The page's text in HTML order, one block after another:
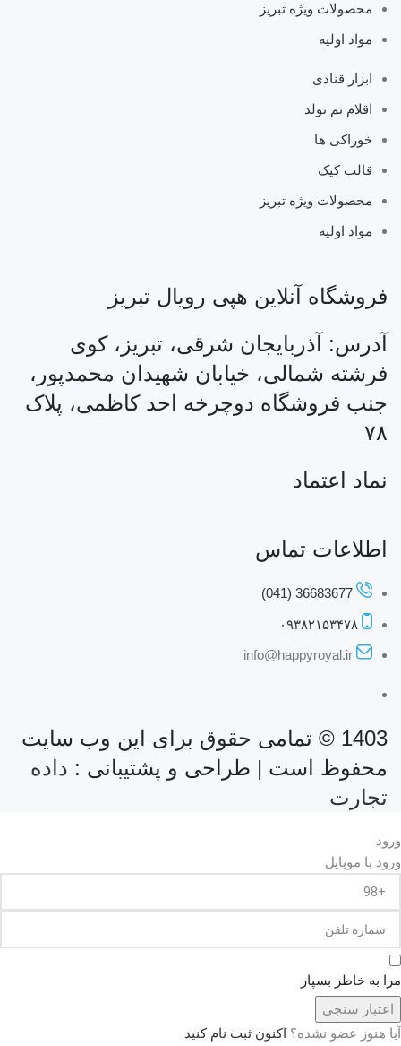
محصولات ویژه تبریز
مواد اولیه
ابزار قنادی
اقلام تم تولد
خوراکی ها
قالب کیک
محصولات ویژه تبریز
مواد اولیه
فروشگاه آنلاین هپی رویال تبریز
آدرس: آذربایجان شرقی، تبریز، کوی
فرشته شمالی، خیابان شهیدان محمدپور،
جنب فروشگاه دوچرخه احد کاظمی، پلاک
۷۸
نماد اعتماد
اطلاعات تماس
36683677 (041)
۰۹۳۸۲۱۵۳۴۷۸
info@happyroyal.ir
1403 © تمامی حقوق برای این وب سایت
محفوظ است | طراحی و پشتیبانی : داده
تجارت
ورود
ورود با موبایل
مرا به خاطر بسپار
اعتبار سنجی
آیا هنوز عضو نشده؟ اکنون ثبت نام کنید